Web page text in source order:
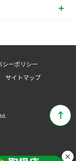
シーポリシー
サイトマップ